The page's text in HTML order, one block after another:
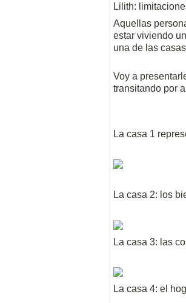
Lilith:
Aquellas
estar viviendo
una de las
Voy a
transitando por
La casa 1
La casa 2: los
La casa 3: las
La casa 4: el